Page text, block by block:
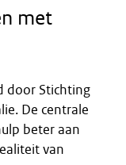
met
door Stichting
De centrale
beter aan
van